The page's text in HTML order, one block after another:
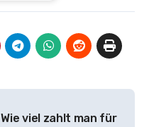
Wie viel zahlt man für